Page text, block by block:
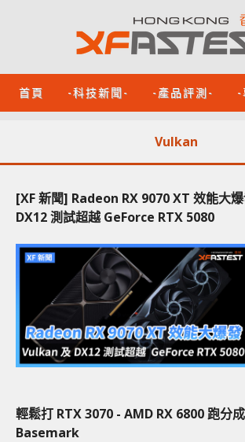
首頁 -科技新聞- -產品評測- -
Vulkan
[XF 新聞] Radeon RX 9070 XT 效能大
DX12 測試超越 GeForce RTX 5080
輕鬆打 RTX 3070 - AMD RX 6800 跑分
Basemark